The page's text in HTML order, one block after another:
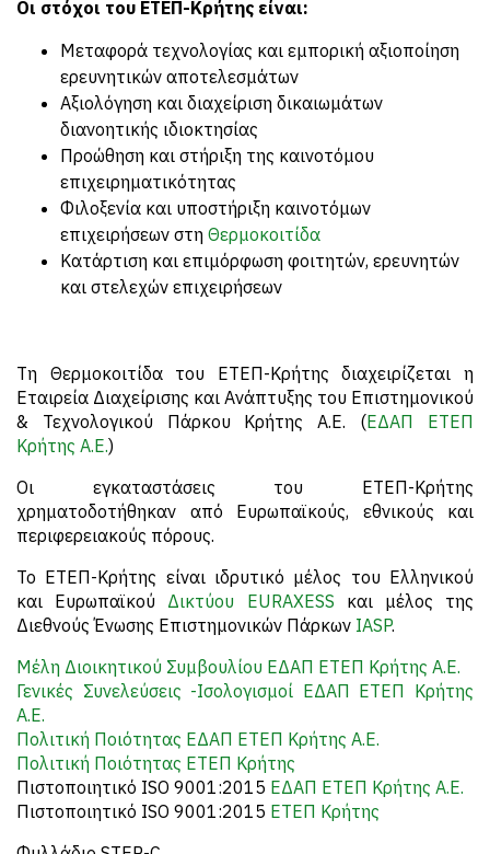
Οι στόχοι του ΕΤΕΠ-Κρήτης είναι:
Μεταφορά τεχνολογίας και εμπορική αξιοποίηση
ερευνητικών αποτελεσμάτων
Αξιολόγηση και διαχείριση δικαιωμάτων
διανοητικής ιδιοκτησίας
Προώθηση και στήριξη της καινοτόμου
επιχειρηματικότητας
Φιλοξενία και υποστήριξη καινοτόμων
επιχειρήσεων στη Θερμοκοιτίδα
Κατάρτιση και επιμόρφωση φοιτητών, ερευνητών
και στελεχών επιχειρήσεων
Τη Θερμοκοιτίδα του ΕΤΕΠ-Κρήτης διαχειρίζεται η
Εταιρεία Διαχείρισης και Ανάπτυξης του Επιστημονικού
& Τεχνολογικού Πάρκου Κρήτης Α.Ε. (ΕΔΑΠ ΕΤΕΠ
Κρήτης Α.Ε.)
Οι εγκαταστάσεις του ΕΤΕΠ-Κρήτης
χρηματοδοτήθηκαν από Ευρωπαϊκούς, εθνικούς και
περιφερειακούς πόρους.
To ΕΤΕΠ-Κρήτης είναι ιδρυτικό μέλος του Ελληνικού
και Ευρωπαϊκού Δικτύου EURAXESS και μέλος της
Διεθνούς Ένωσης Επιστημονικών Πάρκων IASP.
Μέλη Διοικητικού Συμβουλίου ΕΔΑΠ ΕΤΕΠ Κρήτης Α.Ε.
Γενικές Συνελεύσεις -Ισολογισμοί ΕΔΑΠ ΕΤΕΠ Κρήτης
Α.Ε.
Πολιτική Ποιότητας ΕΔΑΠ ΕΤΕΠ Κρήτης Α.Ε.
Πολιτική Ποιότητας ΕΤΕΠ Κρήτης
Πιστοποιητικό ISO 9001:2015 ΕΔΑΠ ΕΤΕΠ Κρήτης Α.Ε.
Πιστοποιητικό ISO 9001:2015 ΕΤΕΠ Κρήτης